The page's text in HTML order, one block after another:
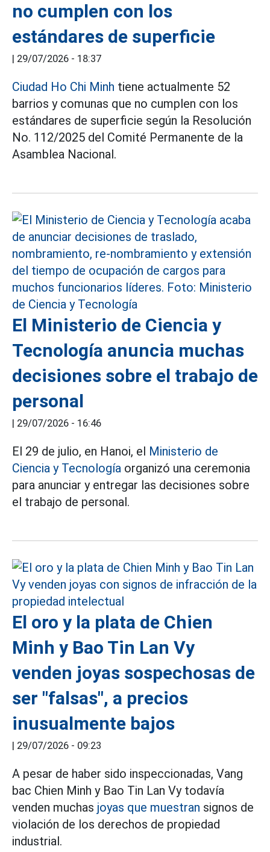
no cumplen con los
estándares de superficie
| 29/07/2026 - 18:37
Ciudad Ho Chi Minh tiene actualmente 52
barrios y comunas que no cumplen con los
estándares de superficie según la Resolución
No. 112/2025 del Comité Permanente de la
Asamblea Nacional.
El Ministerio de Ciencia y
Tecnología anuncia muchas
decisiones sobre el trabajo de
personal
| 29/07/2026 - 16:46
El 29 de julio, en Hanoi, el Ministerio de
Ciencia y Tecnología organizó una ceremonia
para anunciar y entregar las decisiones sobre
el trabajo de personal.
El oro y la plata de Chien
Minh y Bao Tin Lan Vy
venden joyas sospechosas de
ser "falsas", a precios
inusualmente bajos
| 29/07/2026 - 09:23
A pesar de haber sido inspeccionadas, Vang
bac Chien Minh y Bao Tin Lan Vy todavía
venden muchas joyas que muestran signos de
violación de los derechos de propiedad
industrial.